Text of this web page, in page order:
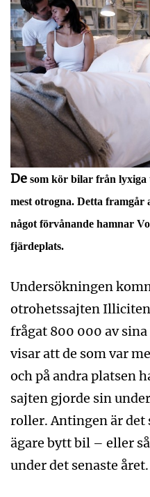
De som kör bilar från
mest otrogna. Detta framgår
något förvånande hamnar
fjärdeplats.
Undersökningen
otrohetssajten
frågat 800 000 av
visar att de som var
och på andra platsen
sajten gjorde sin
roller. Antingen är det
ägare bytt bil – eller
under det senaste året.